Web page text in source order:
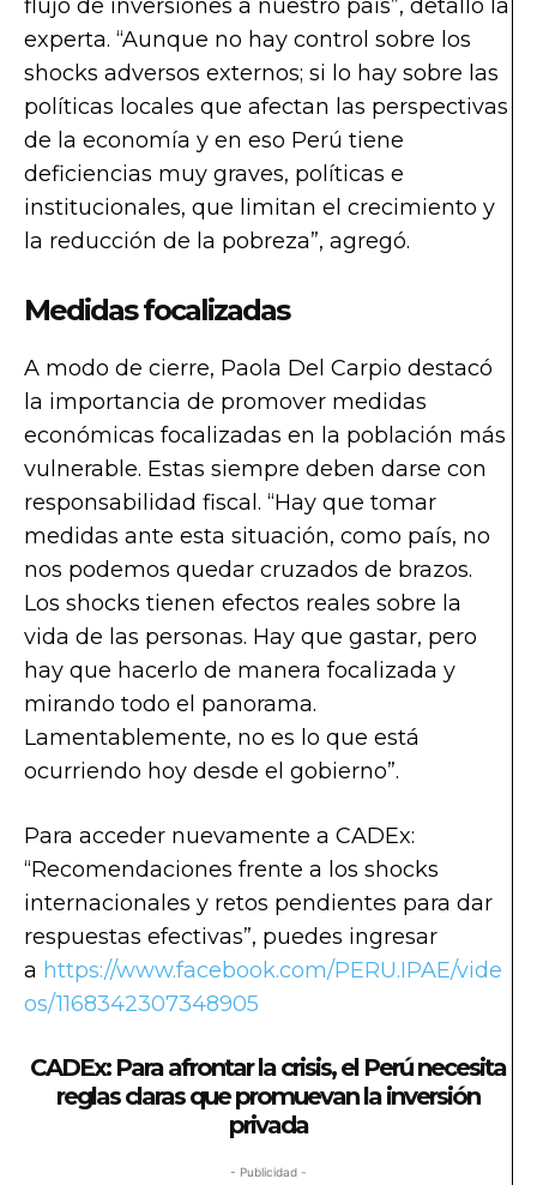
flujo de inversiones a nuestro país”, detalló la
experta. “Aunque no hay control sobre los
shocks adversos externos; si lo hay sobre las
políticas locales que afectan las perspectivas
de la economía y en eso Perú tiene
deficiencias muy graves, políticas e
institucionales, que limitan el crecimiento y
la reducción de la pobreza”, agregó.
Medidas focalizadas
A modo de cierre, Paola Del Carpio destacó
la importancia de promover medidas
económicas focalizadas en la población más
vulnerable. Estas siempre deben darse con
responsabilidad fiscal. “Hay que tomar
medidas ante esta situación, como país, no
nos podemos quedar cruzados de brazos.
Los shocks tienen efectos reales sobre la
vida de las personas. Hay que gastar, pero
hay que hacerlo de manera focalizada y
mirando todo el panorama.
Lamentablemente, no es lo que está
ocurriendo hoy desde el gobierno”.
Para acceder nuevamente a CADEx:
“Recomendaciones frente a los shocks
internacionales y retos pendientes para dar
respuestas efectivas”, puedes ingresar
a https://www.facebook.com/PERU.IPAE/vide
os/1168342307348905
CADEx: Para afrontar la crisis, el Perú necesita
reglas claras que promuevan la inversión
privada
- Publicidad -